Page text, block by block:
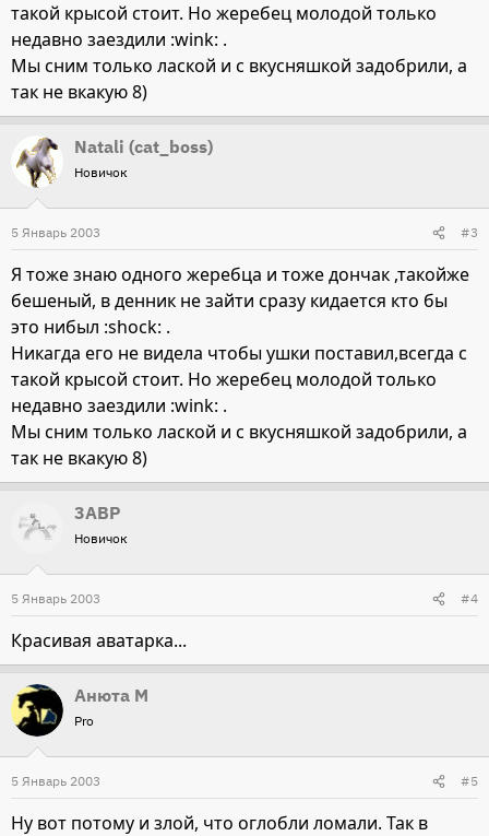
такой крысой стоит. Но жеребец молодой только
недавно заездили :wink: .
Мы сним только лаской и с вкусняшкой задобрили, а
так не вкакую 8)
Natali (cat_boss)
Новичок
5 Январь 2003 #3
Я тоже знаю одного жеребца и тоже дончак ,такойже
бешеный, в денник не зайти сразу кидается кто бы
это нибыл :shock: .
Никагда его не видела чтобы ушки поставил,всегда с
такой крысой стоит. Но жеребец молодой только
недавно заездили :wink: .
Мы сним только лаской и с вкусняшкой задобрили, а
так не вкакую 8)
3ABP
Новичок
5 Январь 2003 #4
Красивая аватарка...
Анюта М
Pro
5 Январь 2003 #5
Ну вот потому и злой, что оглобли ломали. Так в